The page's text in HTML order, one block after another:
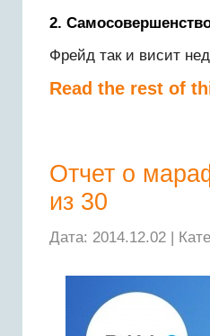
2.
Фрейд так и висит
Read the rest of
Отчет о
из 30
Дата: 2014.12.02 |